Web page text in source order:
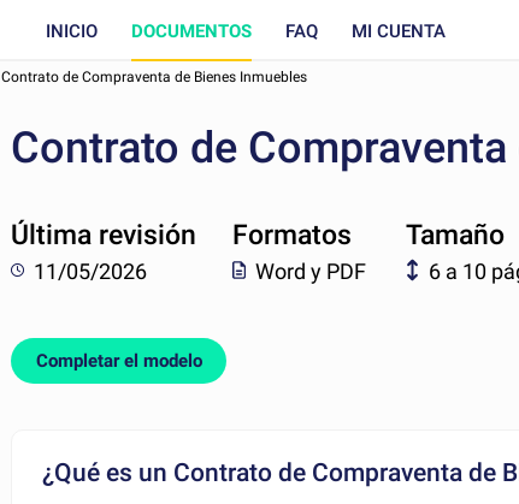
INICIO DOCUMENTOS FAQ MI CUENTA
Contrato de Compraventa de Bienes Inmuebles
Contrato de
Última revisión
11/05/2026
Formatos
Word y PDF
Tamaño
6 a 10
Completar el modelo
¿Qué es un Contrato de Compraventa de